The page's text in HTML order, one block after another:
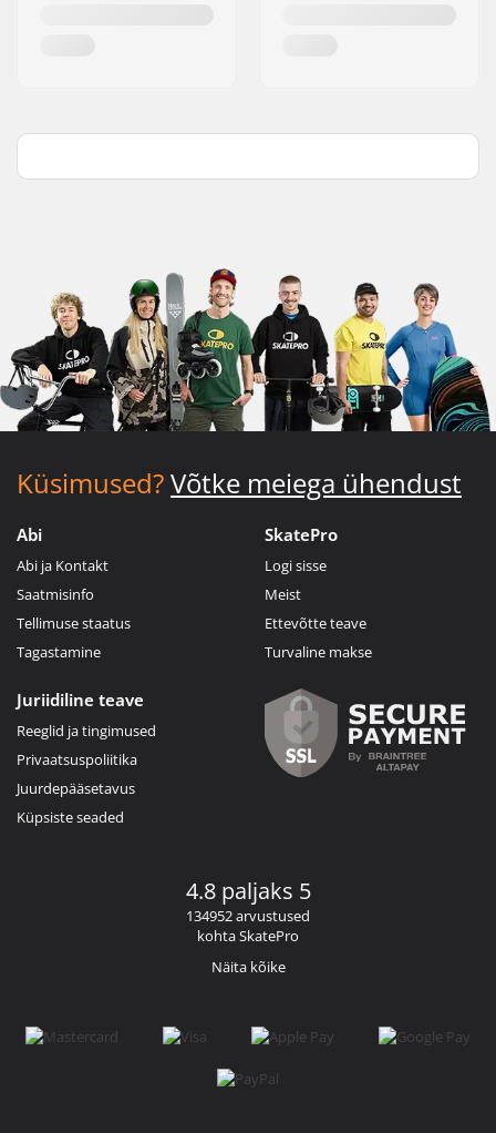
Küsimused?Võtke meiega ühendust
Abi
Abi ja Kontakt
Saatmisinfo
Tellimuse staatus
Tagastamine
SkatePro
Logi sisse
Meist
Ettevõtte teave
Turvaline makse
Juriidiline teave
Reeglid ja tingimused
Privaatsuspoliitika
Juurdepääsetavus
Küpsiste seaded
4.8 paljaks 5
134952 arvustused
kohta SkatePro
Näita kõike